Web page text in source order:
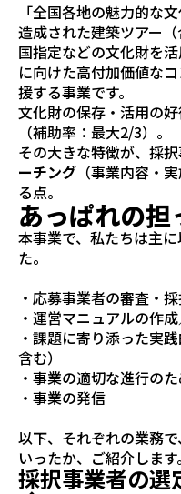
「全国各地の魅力的な
造成された建築ツアー（
国指定などの文化財を
に向けた高付加価値な
援する事業です。
文化財の保存・活用の
（補助率：最大2/3）。
その大きな特徴が、採択
ーチング （事業内容・
る点。
あっぱれの担
本事業で、私たちは主
た。
・応募事業者の審査・
・運営マニュアルの作
・課題に寄り添った実
含む）
・事業の適切な進行の
・事業の発信
以下、それぞれの業務
いったか、ご紹介します。
採択事業者の選